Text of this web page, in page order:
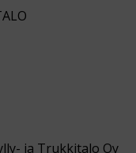
ja Trukkitalo Oy